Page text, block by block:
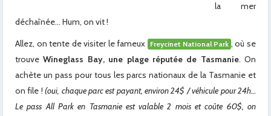
la mer
déchaînée… Hum, on vit !
Allez, on tente de visiter le fameux
Freycinet National Park , où se
trouveWineglass Bay, une plage réputée de Tasmanie. On
achète un pass pour tous les parcs nationaux de la Tasmanie et
on file !(oui, chaque parc est payant, environ 24$ / véhicule pour 24h…
Le pass All Park en Tasmanie est valable 2 mois et coûte 60$, on